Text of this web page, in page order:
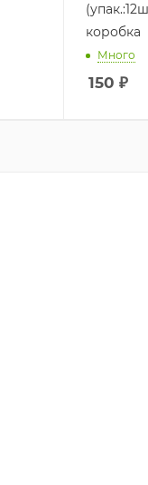
коробка
Много
150 ₽